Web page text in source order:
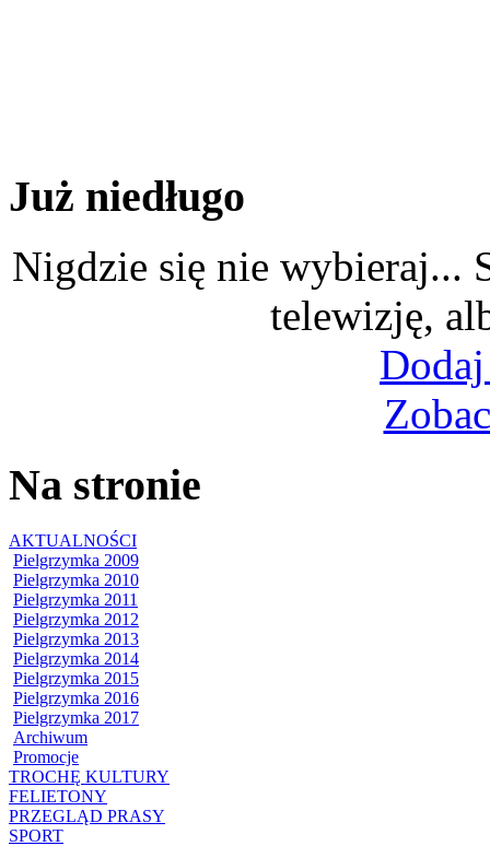
Już niedługo
Nigdzie się nie wybieraj...
telewizję,
Na stronie
AKTUALNOŚCI
Pielgrzymka 2009
Pielgrzymka 2010
Pielgrzymka 2011
Pielgrzymka 2012
Pielgrzymka 2013
Pielgrzymka 2014
Pielgrzymka 2015
Pielgrzymka 2016
Pielgrzymka 2017
Archiwum
Promocje
TROCHĘ KULTURY
FELIETONY
PRZEGLĄD PRASY
SPORT